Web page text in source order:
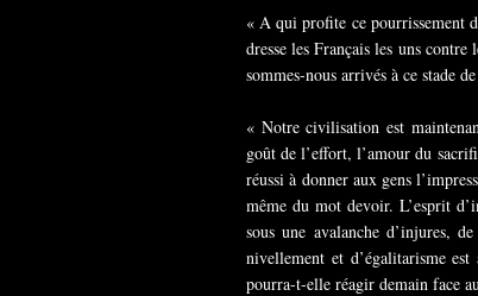
« A qui profite ce pourrissement
dresse les Français les uns
sommes-nous arrivés à ce stade
« Notre civilisation est
goût de l’effort, l’amour du
réussi à donner aux gens
même du mot devoir. L’esprit
sous une avalanche d’injures,
nivellement et d’égalitarisme
pourra-t-elle réagir demain face